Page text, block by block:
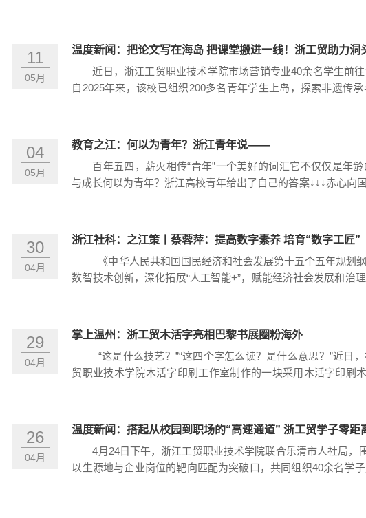
11
05月
温度新闻：把论文写在海岛 把课堂搬进一线！浙工贸助力洞
近日，浙江工贸职业技术学院市场营销专业40余名学生前
自2025年来，该校已组织200多名青年学生上岛，探索非遗传
04
05月
教育之江：何以为青年？浙江青年说——
百年五四，薪火相传“青年”一个美好的词汇它不仅仅是年
与成长何以为青年？浙江高校青年给出了自己的答案↓↓↓赤心向
30
04月
浙江社科：之江策丨蔡蓉萍：提高数字素养 培育“数字工匠”
《中华人民共和国国民经济和社会发展第十五个五年规划
数智技术创新，深化拓展“人工智能+”，赋能经济社会发展和治
29
04月
掌上温州：浙工贸木活字亮相巴黎书展圈粉海外
“这是什么技艺？”“这四个字怎么读？是什么意思？”近日
贸职业技术学院木活字印刷工作室制作的一块采用木活字印刷
26
04月
温度新闻：搭起从校园到职场的“高速通道” 浙工贸学子零距
4月24日下午，浙江工贸职业技术学院联合乐清市人社局，
以生源地与企业岗位的靶向匹配为突破口，共同组织40余名学